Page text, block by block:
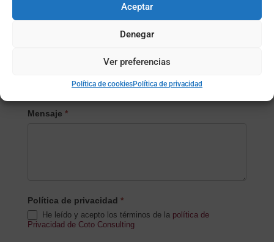
Aceptar
Denegar
Ver preferencias
Política de cookiesPolítica de privacidad
Subida de archivo (opcional)
Mensaje *
Política de privacidad *
He leído y acepto los términos de la política de
Privacidad de Coto Consulting